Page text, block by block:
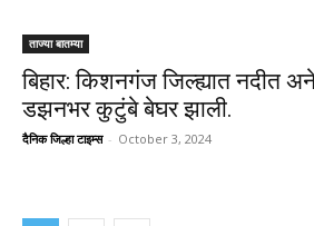
ताज्या बातम्या
बिहार: किशनगंज जिल्ह्यात नदीत
डझनभर कुटुंबे बेघर झाली.
दैनिक जिल्हा टाइम्स - October 3, 2024